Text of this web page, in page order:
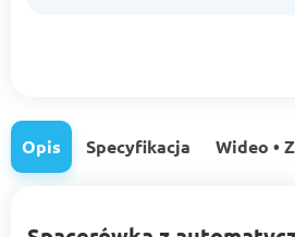
Opis Specyfikacja Wideo •